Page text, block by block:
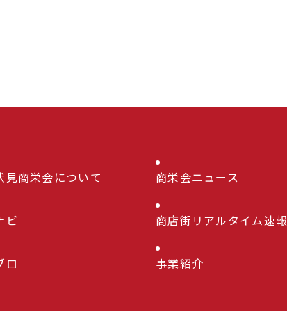
見商栄会について 商栄会ニュース
ビ 商店街リアルタイム速報
ロ 事業紹介